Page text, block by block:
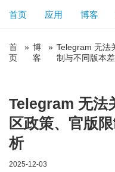
首页 应用 博客
首
页
» 博
客
» Telegram 无法
制与不同版本
Telegram 无法
区政策、官版
析
2025-12-03